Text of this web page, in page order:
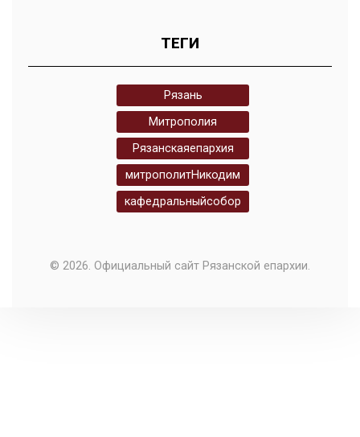
ТЕГИ
Рязань
Митрополия
Рязанскаяепархия
митрополитНикодим
кафедральныйсобор
© 2026. Официальный сайт Рязанской епархии.